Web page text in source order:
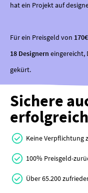
hat ein Projekt auf
Für ein Preisgeld von 170€
18 Designern eingereicht,
gekürt.
Sichere
Keine Verpflichtung
100% Preisgeld-
Über 65.200